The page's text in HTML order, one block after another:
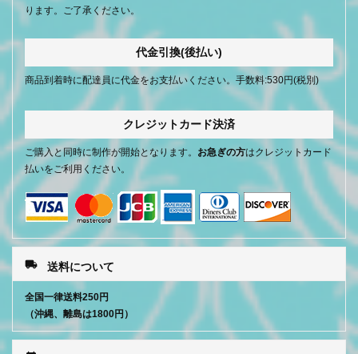
ります。ご了承ください。
代金引換(後払い)
商品到着時に配達員に代金をお支払いください。手数料:530円(税別)
クレジットカード決済
ご購入と同時に制作が開始となります。 お急ぎの方はクレジットカード
払いをご利用ください。
local_shipping 送料について
全国一律送料250円
（沖縄、離島は1800円）